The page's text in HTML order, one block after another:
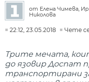
от Елена Чимева,
Николова
22:12, 23.05.2018 Чете
Трите мечата,
до язовир Доспат
транспортирани